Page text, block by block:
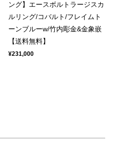
ング】エースボルトラージスカ
ルリング/コバルト/フレイムト
ーンブルーw/竹内彫金&金象嵌
【送料無料】
¥231,000